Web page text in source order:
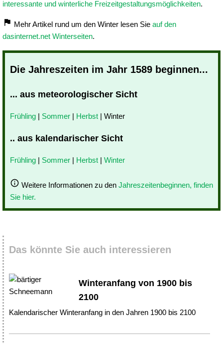
interessante und winterliche Freizeitgestaltungsmöglichkeiten.
Mehr Artikel rund um den Winter lesen Sie auf den
dasinternet.net Winterseiten.
Die Jahreszeiten im Jahr 1589 beginnen...
... aus meteorologischer Sicht
Frühling | Sommer | Herbst | Winter
.. aus kalendarischer Sicht
Frühling | Sommer | Herbst | Winter
Weitere Informationen zu den Jahreszeitenbeginnen, finden
Sie hier.
Das könnte Sie auch interessieren
Winteranfang von 1900 bis
2100
Kalendarischer Winteranfang in den Jahren 1900 bis 2100